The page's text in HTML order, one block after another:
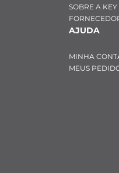
SOBRE A KEY
AJUDA
MINHA
MEUS